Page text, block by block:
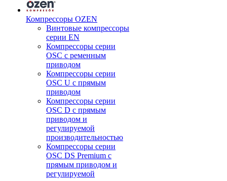
Компрессоры OZEN
Винтовые компрессоры
серии EN
Компрессоры серии
OSC с ременным
приводом
Компрессоры серии
OSC U с прямым
приводом
Компрессоры серии
OSC D с прямым
приводом и
регулируемой
производительностью
Компрессоры серии
OSC DS Premium с
прямым приводом и
регулируемой